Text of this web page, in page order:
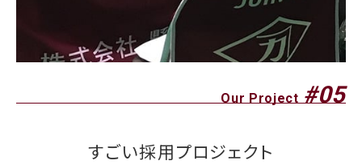
Our Project #05
すごい採用プロジェクト